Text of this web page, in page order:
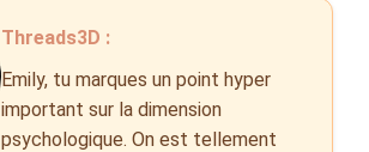
Threads3D :
Emily, tu marques un point hyper
important sur la dimension
psychologique. On est tellement